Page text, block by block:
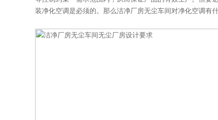
装净化空调是必须的。那么洁净厂房无尘车间对净化空调有